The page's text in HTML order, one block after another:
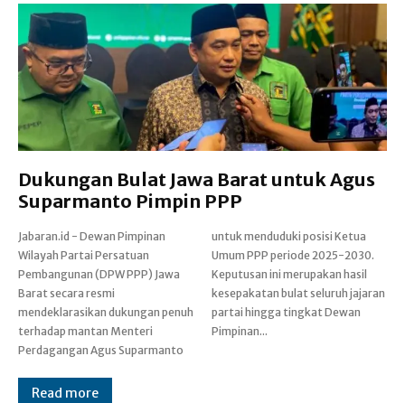
Dukungan Bulat Jawa Barat untuk Agus
Suparmanto Pimpin PPP
Jabaran.id - Dewan Pimpinan
Wilayah Partai Persatuan
Pembangunan (DPW PPP) Jawa
Barat secara resmi
mendeklarasikan dukungan penuh
terhadap mantan Menteri
Perdagangan Agus Suparmanto
untuk menduduki posisi Ketua
Umum PPP periode 2025-2030.
Keputusan ini merupakan hasil
kesepakatan bulat seluruh jajaran
partai hingga tingkat Dewan
Pimpinan...
Read more